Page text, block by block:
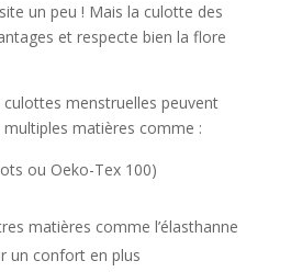
un peu ! Mais la culotte des
et respecte bien la flore
culottes menstruelles peuvent
matières comme :
ou Oeko-Tex 100)
matières comme l’élasthanne
un confort en plus